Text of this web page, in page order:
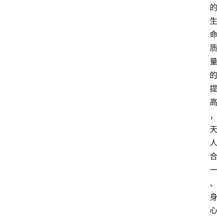
的
生
命
质
量
的
提
高
，
天
人
合
一
、
身
心